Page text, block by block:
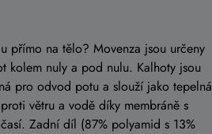
přímo na tělo? Movenza jsou určeny
kolem nuly a pod nulu. Kalhoty jsou
pro odvod potu a slouží jako tepelná
větru a vodě díky membráně s
Zadní díl (87% polyamid s 13%